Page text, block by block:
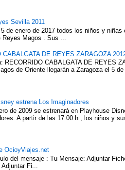
Sevilla 2011
de enero de 2017 todos los niños y niñas
Magos . Sus ...
CABALGATA DE REYES ZARAGOZA
RECORRIDO CABALGATA DE REYES
de Oriente llegarán a Zaragoza el 5
estrena Los Imaginadores
de 2009 se estrenará en Playhouse
A partir de las 17:00 h , los niños y
OcioyViajes.net
del mensaje : Tu Mensaje: Adjuntar
Fi...